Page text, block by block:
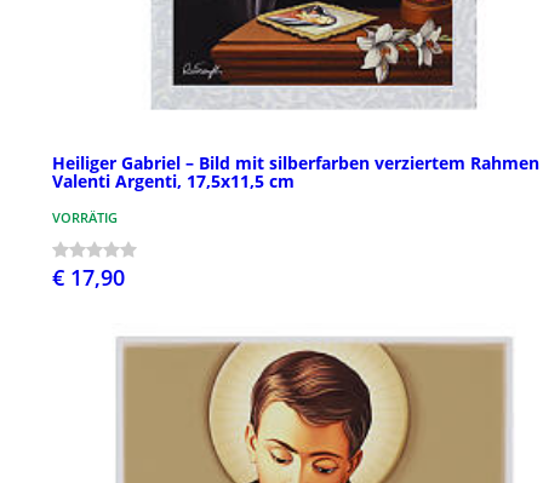
Heiliger Gabriel – Bild mit silberfarben verziertem
Valenti Argenti, 17,5x11,5 cm
VORRÄTIG
€ 17,90